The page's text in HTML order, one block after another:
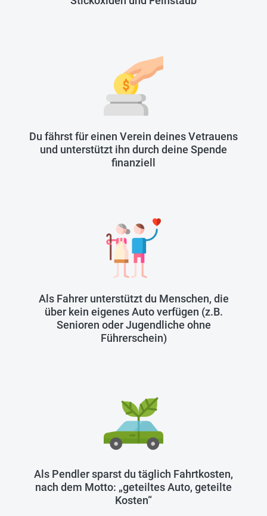
Du fährst für einen Verein deines Vetrauens
und unterstützt ihn durch deine Spende
finanziell
Als Fahrer unterstützt du Menschen, die
über kein eigenes Auto verfügen (z.B.
Senioren oder Jugendliche ohne
Führerschein)
Als Pendler sparst du täglich Fahrtkosten,
nach dem Motto: „geteiltes Auto, geteilte
Kosten“